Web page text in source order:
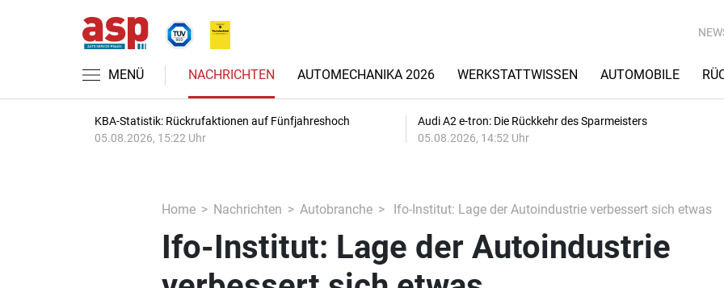
MENÜ NACHRICHTEN AUTOMECHANIKA 2026 WERKSTATTWISSEN AUTOMOBILE
KBA-Statistik: Rückrufaktionen auf Fünfjahreshoch
05.08.2026, 15:22 Uhr
Audi A2 e-tron: Die Rückkehr des Sparmeisters
05.08.2026, 14:52 Uhr
Home Nachrichten Autobranche Ifo-Institut: Lage der Autoindustrie verbessert sich etwas
Ifo-Institut: Lage der Autoindustrie